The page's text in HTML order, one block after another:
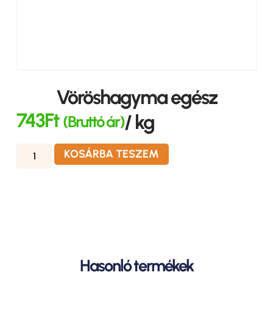
Vöröshagyma egész
743Ft (Bruttó ár)/ kg
KOSÁRBA TESZEM
Hasonló termékek